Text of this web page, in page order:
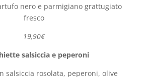
nero e parmigiano grattugiato
fresco
19,90€
salsiccia e peperoni
salsiccia rosolata, peperoni, olive